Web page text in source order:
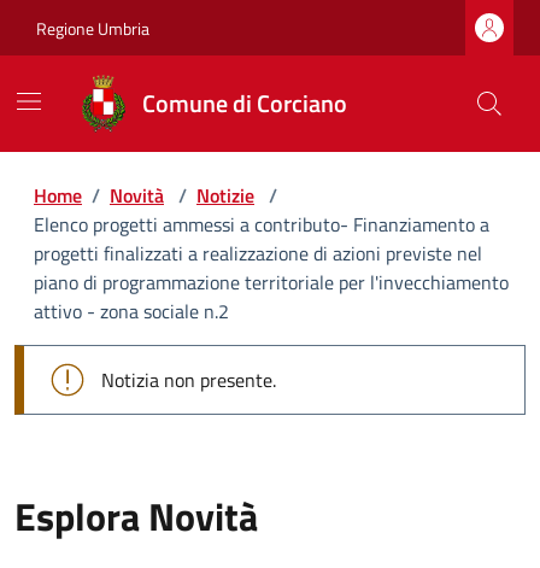
Regione Umbria
Comune di Corciano
Home / Novità / Notizie /
Elenco progetti ammessi a contributo- Finanziamento a
progetti finalizzati a realizzazione di azioni previste nel
piano di programmazione territoriale per l'invecchiamento
attivo - zona sociale n.2
Notizia non presente.
Esplora Novità